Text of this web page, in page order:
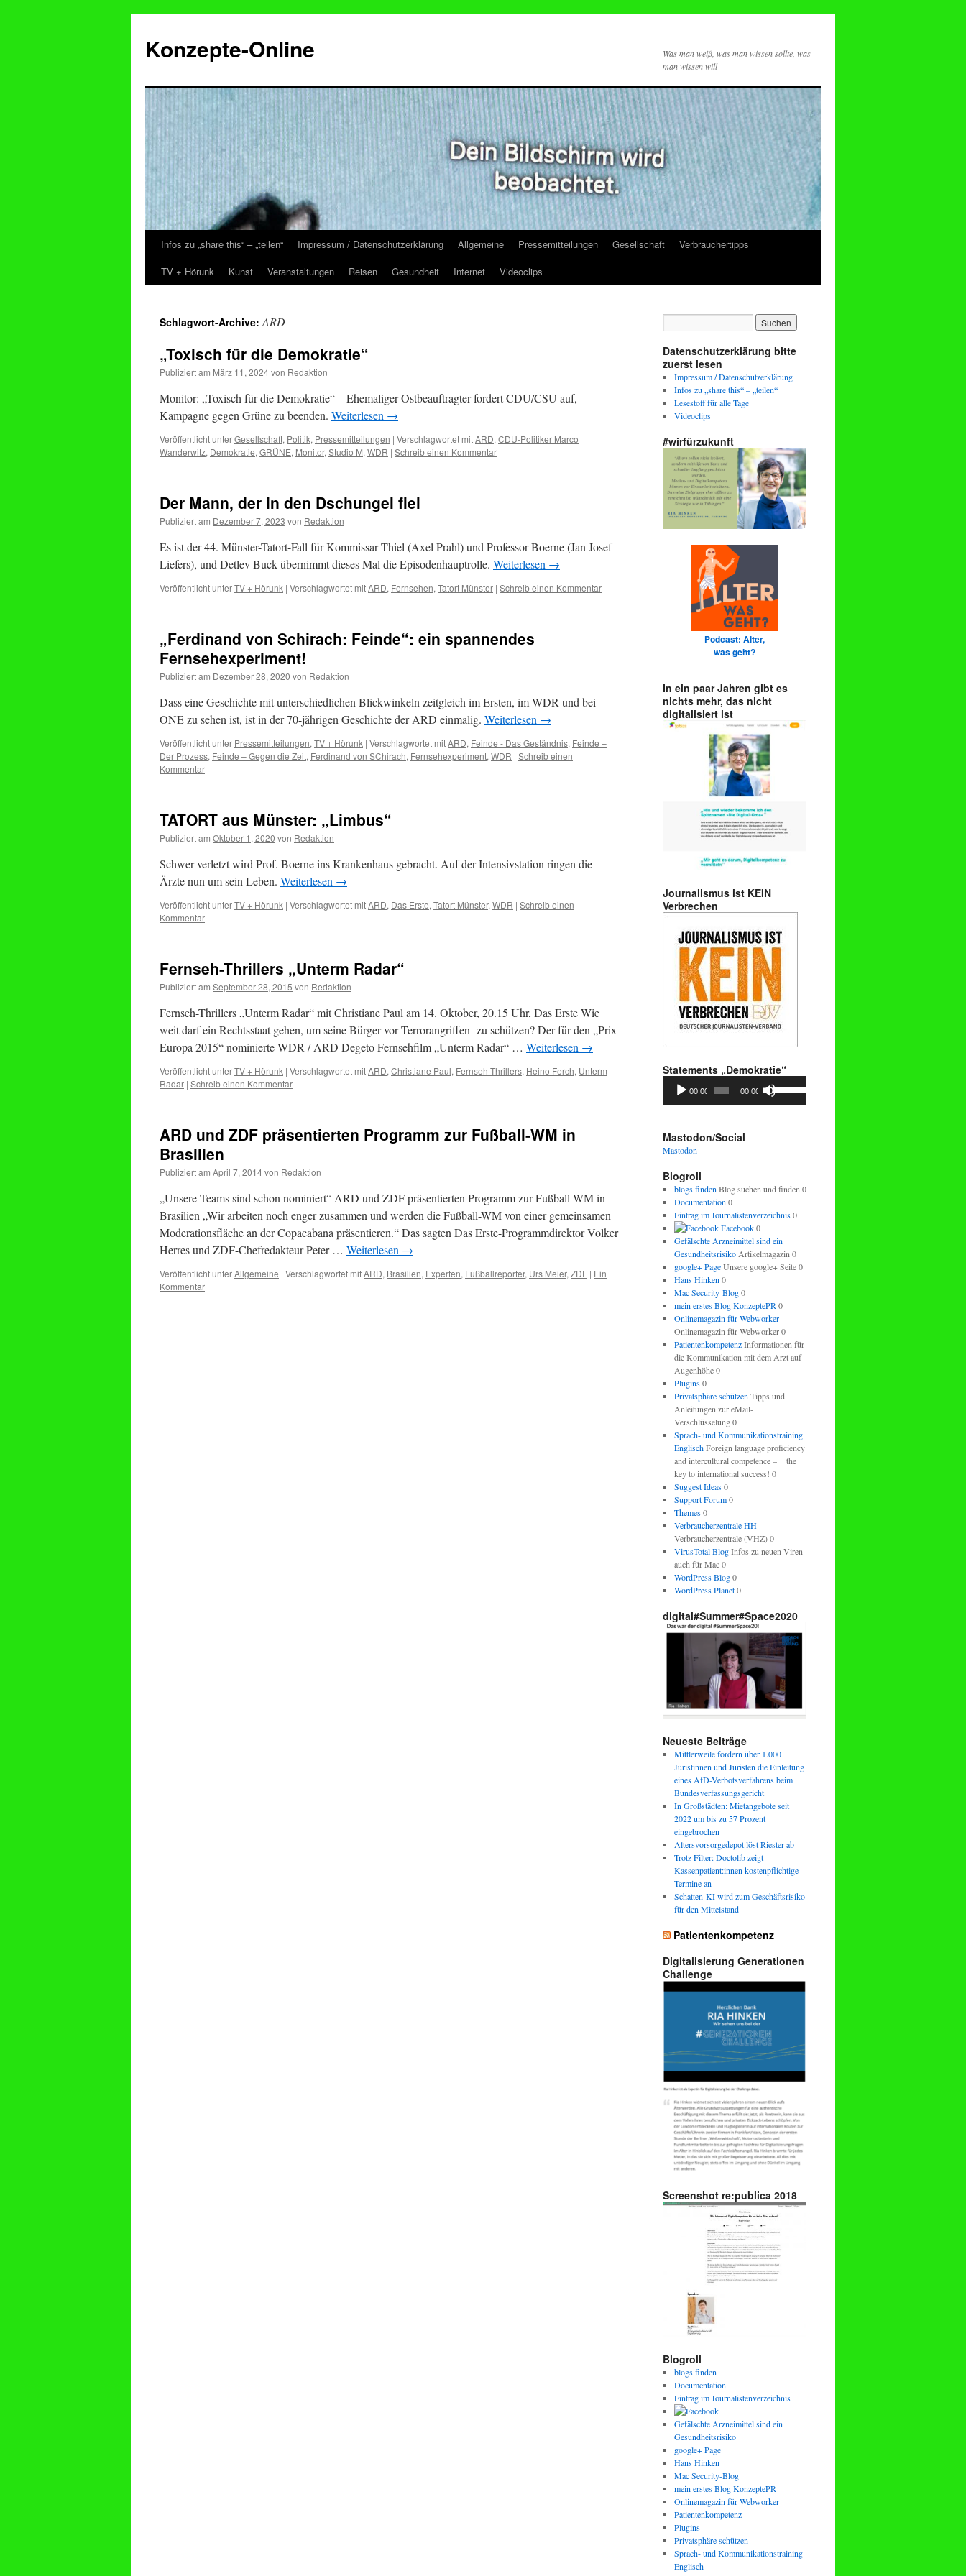
Konzepte-Online
Was man weiß, was man wissen sollte, was
man wissen will
Zum
Inhalt
Infos zu „share this“ – „teilen“ Impressum / Datenschutzerklärung Allgemeine Pressemitteilungen Gesellschaft
Verbrauchertipps
TV + Hörunk
Kunst Veranstaltungen Reisen Gesundheit Internet Videoclips
Schlagwort-Archive:ARD
„Toxisch für die Demokratie“
Publiziert am März 11, 2024von Redaktion
Monitor: „Toxisch für die Demokratie“ – Ehemaliger Ostbeauftragter fordert CDU/CSU auf,
Kampagne gegen Grüne zu beenden. Weiterlesen →
Veröffentlicht unterGesellschaft, Politik, Pressemitteilungen | Verschlagwortet mitARD, CDU-Politiker Marco
Wanderwitz, Demokratie, GRÜNE, Monitor, Studio M, WDR | Schreib einen Kommentar
Der Mann, der in den Dschungel fiel
Publiziert am Dezember 7, 2023 von Redaktion
Es ist der 44. Münster-Tatort-Fall für Kommissar Thiel (Axel Prahl) und Professor Boerne (Jan Josef
Liefers), und Detlev Buck übernimmt dieses Mal die Episodenhauptrolle. Weiterlesen →
Veröffentlicht unterTV + Hörunk | Verschlagwortet mitARD, Fernsehen, Tatort Münster | Schreib einen Kommentar
„Ferdinand von Schirach: Feinde“: ein spannendes
Fernsehexperiment!
Publiziert am Dezember 28, 2020 von Redaktion
Dass eine Geschichte mit unterschiedlichen Blickwinkeln zeitgleich im Ersten, im WDR und bei
ONE zu sehen ist, ist in der 70-jährigen Geschichte der ARD einmalig. Weiterlesen →
Veröffentlicht unter Pressemitteilungen, TV + Hörunk | Verschlagwortet mitARD, Feinde - Das Geständnis, Feinde –
Der Prozess, Feinde – Gegen die Zeit, Ferdinand von SChirach, Fernsehexperiment, WDR | Schreib einen
Kommentar
TATORT aus Münster: „Limbus“
Publiziert am Oktober 1, 2020 von Redaktion
Schwer verletzt wird Prof. Boerne ins Krankenhaus gebracht. Auf der Intensivstation ringen die
Ärzte nun um sein Leben. Weiterlesen →
Veröffentlicht unterTV + Hörunk | Verschlagwortet mitARD, Das Erste, Tatort Münster, WDR | Schreib einen
Kommentar
Fernseh-Thrillers „Unterm Radar“
Publiziert am September 28, 2015 von Redaktion
Fernseh-Thrillers „Unterm Radar“ mit Christiane Paul am 14. Oktober, 20.15 Uhr, Das Erste Wie
weit darf ein Rechtsstaat gehen, um seine Bürger vor Terrorangriffen zu schützen? Der für den „Prix
Europa 2015“ nominierte WDR / ARD Degeto Fernsehfilm „Unterm Radar“ … Weiterlesen →
Veröffentlicht unterTV + Hörunk | Verschlagwortet mitARD, Christiane Paul, Fernseh-Thrillers, Heino Ferch, Unterm
Radar | Schreib einen Kommentar
ARD und ZDF präsentierten Programm zur Fußball-WM in
Brasilien
Publiziert am April 7, 2014von Redaktion
„Unsere Teams sind schon nominiert“ ARD und ZDF präsentierten Programm zur Fußball-WM in
Brasilien „Wir arbeiten noch enger zusammen und werden die Fußball-WM von einer gemeinsamen
Moderationsfläche an der Copacabana präsentieren.“ Das sagten Das Erste-Programmdirektor Volker
Herres und ZDF-Chefredakteur Peter … Weiterlesen →
Veröffentlicht unterAllgemeine | Verschlagwortet mitARD, Brasilien, Experten, Fußballreporter, Urs Meier, ZDF | Ein
Kommentar
Datenschutzerklärung bitte
zuerst lesen
Impressum / Datenschutzerklärung
Infos zu „share this“ – „teilen“
Lesestoff für alle Tage
Videoclips
#wirfürzukunft
Podcast: Alter,
was geht?
In ein paar Jahren gibt es
nichts mehr, das nicht
digitalisiert ist
Journalismus ist KEIN
Verbrechen
Statements „Demokratie“
Audio-
Player
00:00 00:00
Hoch/Runter
benutzen,
Mastodon/Social
Mastodon
Blogroll
blogs finden Blog suchen und finden 0
Documentation 0
Eintrag im Journalistenverzeichnis0
Facebook0
Gefälschte Arzneimittel sind ein
GesundheitsrisikoArtikelmagazin 0
google+ PageUnsere google+ Seite 0
Hans Hinken 0
Mac Security-Blog0
mein erstes Blog KonzeptePR 0
Onlinemagazin für Webworker
Onlinemagazin für Webworker 0
PatientenkompetenzInformationen für
die Kommunikation mit dem Arzt auf
Augenhöhe 0
Plugins0
Privatsphäre schützen Tipps und
Anleitungen zur eMail-
Verschlüsselung 0
Sprach- und Kommunikationstraining
EnglischForeign language proficiency
and intercultural competence – the
key to international success! 0
Suggest Ideas0
Support Forum0
Themes0
Verbraucherzentrale HH
Verbraucherzentrale (VHZ) 0
VirusTotal BlogInfos zu neuen Viren
auch für Mac 0
WordPress Blog0
WordPress Planet0
digital#Summer#Space2020
Neueste Beiträge
Mittlerweile fordern über 1.000
Juristinnen und Juristen die Einleitung
eines AfD-Verbotsverfahrens beim
Bundesverfassungsgericht
In Großstädten: Mietangebote seit
2022 um bis zu 57 Prozent
eingebrochen
Altersvorsorgedepot löst Riester ab
Trotz Filter: Doctolib zeigt
Kassenpatient:innen kostenpflichtige
Termine an
Schatten-KI wird zum Geschäftsrisiko
für den Mittelstand
Patientenkompetenz
Digitalisierung Generationen
Challenge
Screenshot re:publica 2018
Blogroll
blogs finden
Documentation
Eintrag im Journalistenverzeichnis
Gefälschte Arzneimittel sind ein
Gesundheitsrisiko
google+ Page
Hans Hinken
Mac Security-Blog
mein erstes Blog KonzeptePR
Onlinemagazin für Webworker
Patientenkompetenz
Plugins
Privatsphäre schützen
Sprach- und Kommunikationstraining
Englisch